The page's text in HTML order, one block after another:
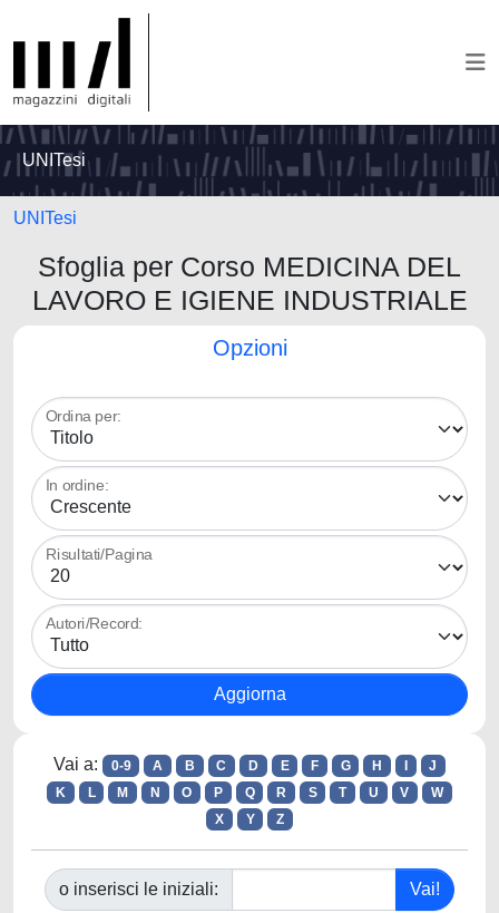
UNITesi
UNITesi
Sfoglia per Corso MEDICINA DEL
LAVORO E IGIENE INDUSTRIALE
Opzioni
Ordina per:
In ordine:
Risultati/Pagina
Autori/Record:
Vai a: 0-9 A B C D E F G H
J
K
L M N O P Q R S T U V
W
X
Y Z
o inserisci le iniziali: